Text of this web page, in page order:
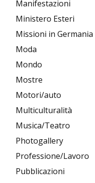
Manifestazioni
Ministero Esteri
Missioni in Germania
Moda
Mondo
Mostre
Motori/auto
Multiculturalità
Musica/Teatro
Photogallery
Professione/Lavoro
Pubblicazioni